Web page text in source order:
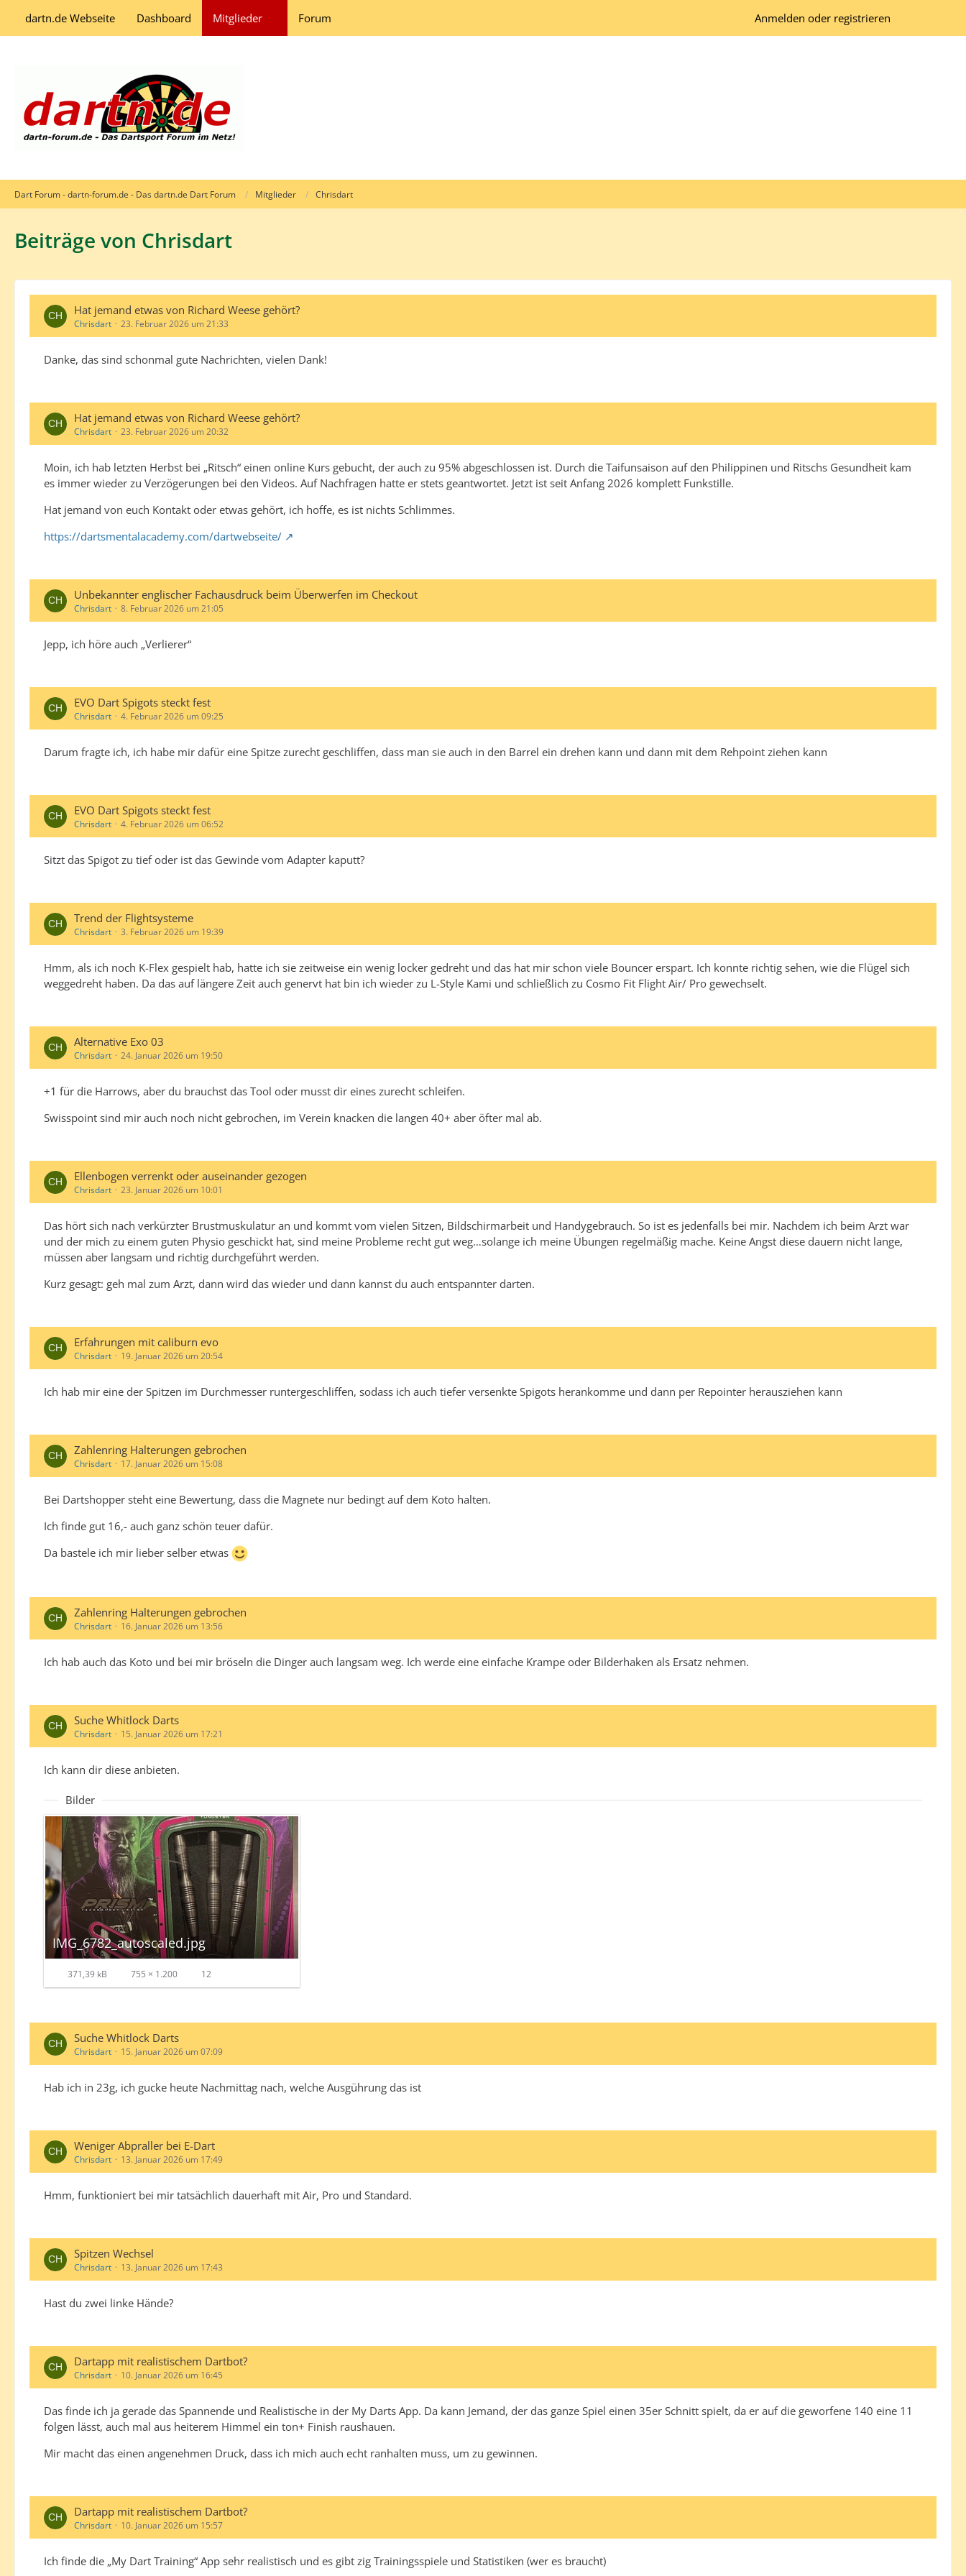
dartn.de Webseite Dashboard Mitglieder Forum Anmelden oder registrieren
Dart Forum - dartn-forum.de - Das dartn.de Dart Forum Mitglieder Chrisdart
Beiträge von Chrisdart
Hat jemand etwas von Richard Weese gehört?
Chrisdart 23. Februar 2026 um 21:33
Danke, das sind schonmal gute Nachrichten, vielen Dank!
Hat jemand etwas von Richard Weese gehört?
Chrisdart 23. Februar 2026 um 20:32
Moin, ich hab letzten Herbst bei „Ritsch“ einen online Kurs gebucht, der auch zu 95% abgeschlossen ist. Durch die Taifunsaison auf den Philippinen und Ritschs Gesundheit kam
es immer wieder zu Verzögerungen bei den Videos. Auf Nachfragen hatte er stets geantwortet. Jetzt ist seit Anfang 2026 komplett Funkstille.
Hat jemand von euch Kontakt oder etwas gehört, ich hoffe, es ist nichts Schlimmes.
https://dartsmentalacademy.com/dartwebseite/
Unbekannter englischer Fachausdruck beim Überwerfen im Checkout
Chrisdart 8. Februar 2026 um 21:05
Jepp, ich höre auch „Verlierer“
EVO Dart Spigots steckt fest
Chrisdart 4. Februar 2026 um 09:25
Darum fragte ich, ich habe mir dafür eine Spitze zurecht geschliffen, dass man sie auch in den Barrel ein drehen kann und dann mit dem Rehpoint ziehen kann
EVO Dart Spigots steckt fest
Chrisdart 4. Februar 2026 um 06:52
Sitzt das Spigot zu tief oder ist das Gewinde vom Adapter kaputt?
Trend der Flightsysteme
Chrisdart 3. Februar 2026 um 19:39
Hmm, als ich noch K-Flex gespielt hab, hatte ich sie zeitweise ein wenig locker gedreht und das hat mir schon viele Bouncer erspart. Ich konnte richtig sehen, wie die Flügel sich
weggedreht haben. Da das auf längere Zeit auch genervt hat bin ich wieder zu L-Style Kami und schließlich zu Cosmo Fit Flight Air/ Pro gewechselt.
Alternative Exo 03
Chrisdart 24. Januar 2026 um 19:50
+1 für die Harrows, aber du brauchst das Tool oder musst dir eines zurecht schleifen.
Swisspoint sind mir auch noch nicht gebrochen, im Verein knacken die langen 40+ aber öfter mal ab.
Ellenbogen verrenkt oder auseinander gezogen
Chrisdart 23. Januar 2026 um 10:01
Das hört sich nach verkürzter Brustmuskulatur an und kommt vom vielen Sitzen, Bildschirmarbeit und Handygebrauch. So ist es jedenfalls bei mir. Nachdem ich beim Arzt war
und der mich zu einem guten Physio geschickt hat, sind meine Probleme recht gut weg…solange ich meine Übungen regelmäßig mache. Keine Angst diese dauern nicht lange,
müssen aber langsam und richtig durchgeführt werden.
Kurz gesagt: geh mal zum Arzt, dann wird das wieder und dann kannst du auch entspannter darten.
Erfahrungen mit caliburn evo
Chrisdart 19. Januar 2026 um 20:54
Ich hab mir eine der Spitzen im Durchmesser runtergeschliffen, sodass ich auch tiefer versenkte Spigots herankomme und dann per Repointer herausziehen kann
Zahlenring Halterungen gebrochen
Chrisdart 17. Januar 2026 um 15:08
Bei Dartshopper steht eine Bewertung, dass die Magnete nur bedingt auf dem Koto halten.
Ich finde gut 16,- auch ganz schön teuer dafür.
Da bastele ich mir lieber selber etwas
Zahlenring Halterungen gebrochen
Chrisdart 16. Januar 2026 um 13:56
Ich hab auch das Koto und bei mir bröseln die Dinger auch langsam weg. Ich werde eine einfache Krampe oder Bilderhaken als Ersatz nehmen.
Suche Whitlock Darts
Chrisdart 15. Januar 2026 um 17:21
Ich kann dir diese anbieten.
Bilder
IMG_6782_autoscaled.jpg
371,39 kB 755 × 1.200 12
Suche Whitlock Darts
Chrisdart 15. Januar 2026 um 07:09
Hab ich in 23g, ich gucke heute Nachmittag nach, welche Ausgührung das ist
Weniger Abpraller bei E-Dart
Chrisdart 13. Januar 2026 um 17:49
Hmm, funktioniert bei mir tatsächlich dauerhaft mit Air, Pro und Standard.
Spitzen Wechsel
Chrisdart 13. Januar 2026 um 17:43
Hast du zwei linke Hände?
Dartapp mit realistischem Dartbot?
Chrisdart 10. Januar 2026 um 16:45
Das finde ich ja gerade das Spannende und Realistische in der My Darts App. Da kann Jemand, der das ganze Spiel einen 35er Schnitt spielt, da er auf die geworfene 140 eine 11
folgen lässt, auch mal aus heiterem Himmel ein ton+ Finish raushauen.
Mir macht das einen angenehmen Druck, dass ich mich auch echt ranhalten muss, um zu gewinnen.
Dartapp mit realistischem Dartbot?
Chrisdart 10. Januar 2026 um 15:57
Ich finde die „My Dart Training“ App sehr realistisch und es gibt zig Trainingsspiele und Statistiken (wer es braucht)